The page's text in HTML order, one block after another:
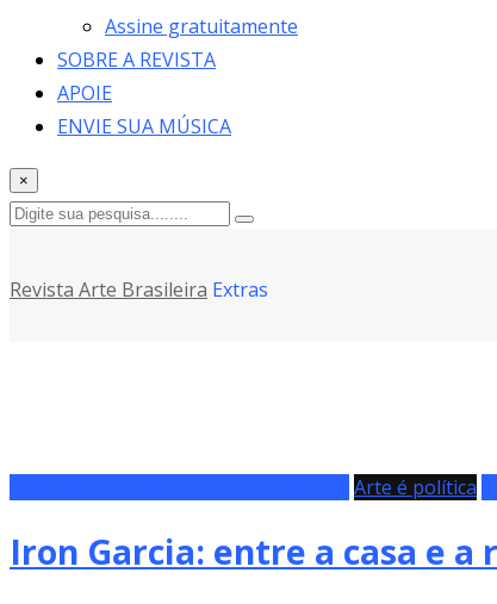
Assine gratuitamente
SOBRE A REVISTA
APOIE
ENVIE SUA MÚSICA
×
Revista Arte Brasileira Extras
Arte é política
Iron Garcia: entre a casa e a